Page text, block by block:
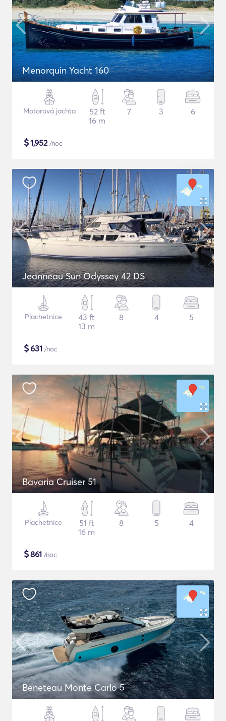
Menorquin Yacht 160
Motorová jachta
52 ft
16 m
7 3 6
$1,952/noc
Jeanneau Sun Odyssey 42 DS
Plachetnice
43 ft
13 m
8 4 5
$631 /noc
Bavaria Cruiser 51
Plachetnice
51 ft
16 m
8 5 4
$861 /noc
Beneteau Monte Carlo 5